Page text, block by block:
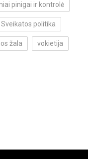
pinigai ir kontrolė
Sveikatos politika
žala vokietija